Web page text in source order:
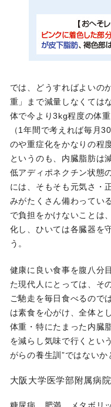
では、どうすればよいの
重」まで減量しなくては
体で今より3kg程度の体
（1年間で考えれば毎月
のや重症化をかなりの程
というのも、内臓脂肪は
低アディポネクチン状態
には、そもそも元気さ・
みがたくさん備わってい
で負担をかけないことは
化し、ひいては各臓器を
う。
健康に良い食事を腹八分
た現代人にとっては、そ
ご馳走を毎日食べるので
は素食を心がけ、全体と
体重・特にたまった内臓
を減らし気味で行くとい
がらの養生訓”ではないか
大阪大学医学部附属病